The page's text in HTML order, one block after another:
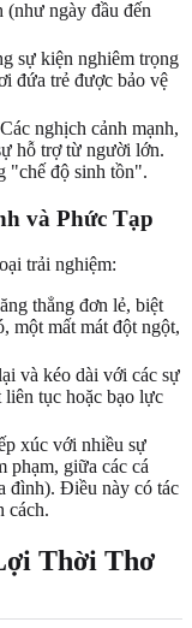
ngày đầu đến
sự kiện nghiêm trọng
đứa trẻ được bảo vệ
nghịch cảnh mạnh,
hỗ trợ từ người lớn.
"chế độ sinh tồn".
và Phức Tạp
trải nghiệm:
thẳng đơn lẻ, biệt
một mất mát đột ngột,
và kéo dài với các sự
tục hoặc bạo lực
xúc với nhiều sự
phạm, giữa các cá
đình). Điều này có tác
cách.
Thời Thơ